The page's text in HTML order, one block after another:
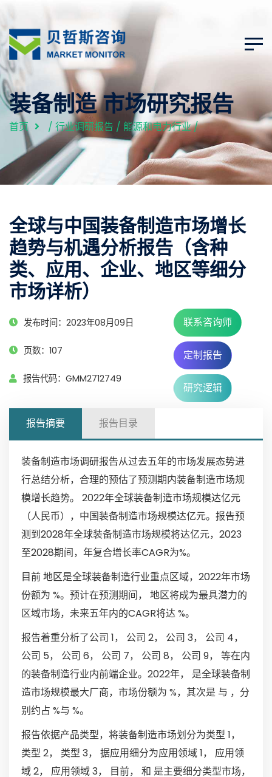
装备制造 市场研究报告
首页 / 行业调研报告 / 能源和电力行业/
全球与中国装备制造市场增长
趋势与机遇分析报告（含种
类、应用、企业、地区等细分
市场详析）
发布时间：2023年08月09日
页数：107
报告代码：GMM2712749
联系咨询师
定制报告
研究逻辑
报告摘要 报告目录
装备制造市场调研报告从过去五年的市场发展态势进
行总结分析，合理的预估了预测期内装备制造市场规
模增长趋势。 2022年全球装备制造市场规模达亿元
（人民币），中国装备制造市场规模达亿元。报告预
测到2028年全球装备制造市场规模将达亿元，2023
至2028期间，年复合增长率CAGR为%。
目前 地区是全球装备制造行业重点区域，2022年市场
份额为 %。预计在预测期间， 地区将成为最具潜力的
区域市场，未来五年内的CAGR将达 %。
报告着重分析了公司 1， 公司 2， 公司 3， 公司 4，
公司 5， 公司 6， 公司 7， 公司 8， 公司 9， 等在内
的装备制造行业内前端企业。2022年， 是全球装备制
造市场规模最大厂商，市场份额为 %，其次是 与 ，分
别约占 %与 %。
报告依据产品类型，将装备制造市场划分为类型 1，
类型 2， 类型 3， 据应用细分为应用领域 1， 应用领
域 2， 应用领域 3， 目前， 和 是主要细分类型市场，